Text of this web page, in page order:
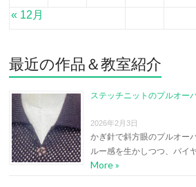
« 12月
最近の作品＆教室紹介
ステッチニットのプルオー
2026年2月3日
かぎ針で斜方眼のプルオー
ルー感を生かしつつ、バイ
More »